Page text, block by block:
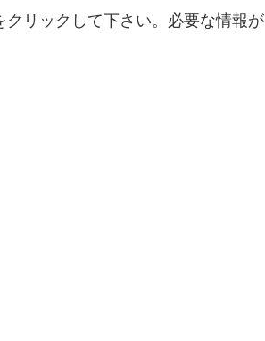
リックして下さい。必要な情報が